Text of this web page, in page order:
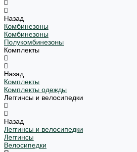
Назад
Комбинезоны
Комбинезоны
Полукомбинезоны
Комплекты
Назад
Комплекты
Комплекты одежды
Леггинсы и велосипедки
Назад
Леггинсы и велосипедки
Леггинсы
Велосипедки